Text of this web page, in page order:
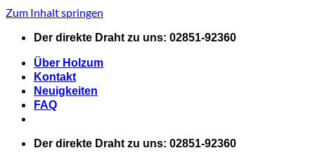
Zum Inhalt springen
Der direkte Draht zu uns: 02851-92360
Über Holzum
Kontakt
Neuigkeiten
FAQ
Der direkte Draht zu uns: 02851-92360